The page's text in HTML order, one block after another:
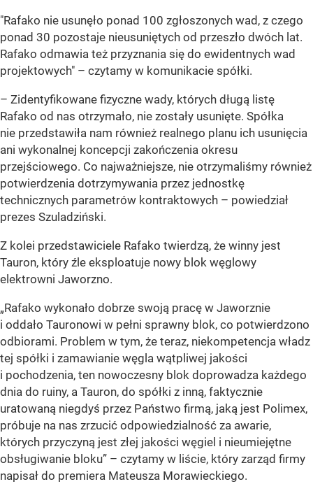
"Rafako nie usunęło ponad 100 zgłoszonych wad, z czego
ponad 30 pozostaje nieusuniętych od przeszło dwóch lat.
Rafako odmawia też przyznania się do ewidentnych wad
projektowych" – czytamy w komunikacie spółki.
– Zidentyfikowane fizyczne wady, których długą listę
Rafako od nas otrzymało, nie zostały usunięte. Spółka
nie przedstawiła nam również realnego planu ich usunięcia
ani wykonalnej koncepcji zakończenia okresu
przejściowego. Co najważniejsze, nie otrzymaliśmy również
potwierdzenia dotrzymywania przez jednostkę
technicznych parametrów kontraktowych – powiedział
prezes Szuladziński.
Z kolei przedstawiciele Rafako twierdzą, że winny jest
Tauron, który źle eksploatuje nowy blok węglowy
elektrowni Jaworzno.
„Rafako wykonało dobrze swoją pracę w Jaworznie
i oddało Tauronowi w pełni sprawny blok, co potwierdzono
odbiorami. Problem w tym, że teraz, niekompetencja władz
tej spółki i zamawianie węgla wątpliwej jakości
i pochodzenia, ten nowoczesny blok doprowadza każdego
dnia do ruiny, a Tauron, do spółki z inną, faktycznie
uratowaną niegdyś przez Państwo firmą, jaką jest Polimex,
próbuje na nas zrzucić odpowiedzialność za awarie,
których przyczyną jest złej jakości węgiel i nieumiejętne
obsługiwanie bloku” – czytamy w liście, który zarząd firmy
napisał do premiera Mateusza Morawieckiego.